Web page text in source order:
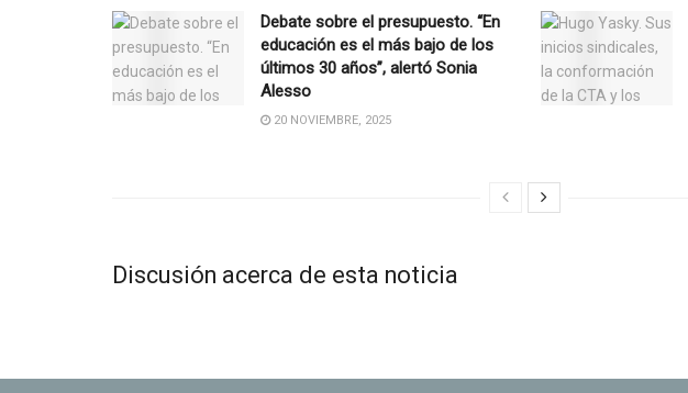
Debate sobre el presupuesto. “En
educación es el más bajo de los
últimos 30 años”, alertó Sonia
Alesso
20 NOVIEMBRE, 2025
Discusión acerca de esta noticia